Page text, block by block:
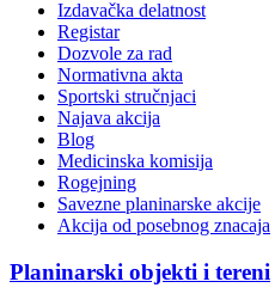
Izdavačka delatnost
Registar
Dozvole za rad
Normativna akta
Sportski stručnjaci
Najava akcija
Blog
Medicinska komisija
Rogejning
Savezne planinarske akcije
Akcija od posebnog znacaja
Planinarski objekti i tereni